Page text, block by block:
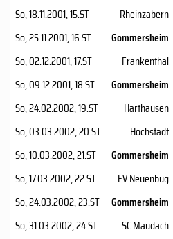
So, 18.11.2001, 15.ST Rheinzabern
So, 25.11.2001, 16.ST Gommersheim
So, 02.12.2001, 17.ST Frankenthal
So, 09.12.2001, 18.ST Gommersheim
So, 24.02.2002, 19.ST Harthausen
So, 03.03.2002, 20.ST Hochstadt
So, 10.03.2002, 21.ST Gommersheim
So, 17.03.2002, 22.ST FV Neuenbug
So, 24.03.2002, 23.ST Gommersheim
So, 31.03.2002, 24.ST SC Maudach